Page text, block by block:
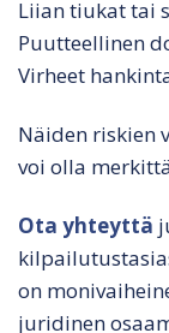
Liian tiukat tai
Puutteellinen
Virheet
Näiden riskien
voi olla
Ota yhteyttä
on
juridinen